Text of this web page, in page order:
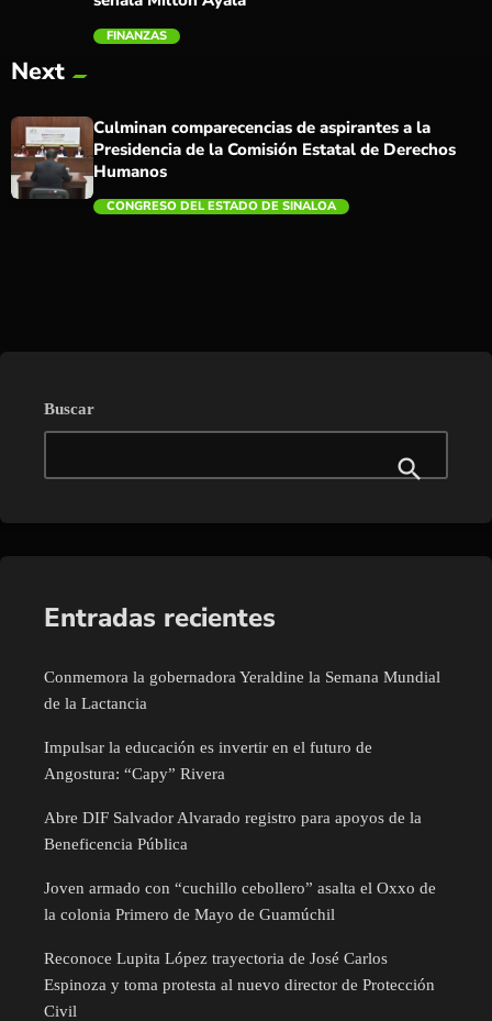
FINANZAS
Next
Culminan comparecencias de aspirantes a la
Presidencia de la Comisión Estatal de Derechos
Humanos
CONGRESO DEL ESTADO DE SINALOA
Buscar
Entradas recientes
Conmemora la gobernadora Yeraldine la Semana Mundial
de la Lactancia
Impulsar la educación es invertir en el futuro de
Angostura: “Capy” Rivera
Abre DIF Salvador Alvarado registro para apoyos de la
Beneficencia Pública
Joven armado con “cuchillo cebollero” asalta el Oxxo de
la colonia Primero de Mayo de Guamúchil
Reconoce Lupita López trayectoria de José Carlos
Espinoza y toma protesta al nuevo director de Protección
Civil